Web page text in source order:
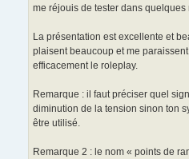
me réjouis de tester dans quelques
La présentation est excellente et
plaisent beaucoup et me
efficacement le roleplay.
Remarque : il faut préciser quel
diminution de la tension sinon ton
être utilisé.
Remarque 2 : le nom « points de